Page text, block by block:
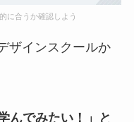
に合うか確認しよう
ザインスクールか
んでみたい！」と